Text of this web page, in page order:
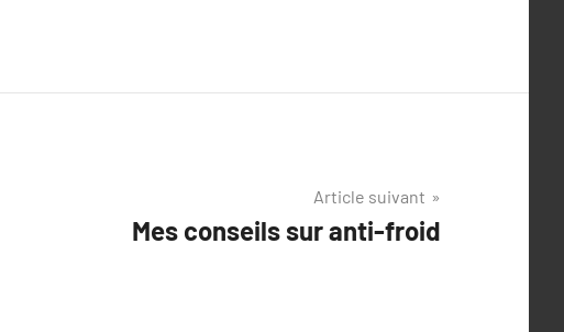
Article suivant
Mes conseils sur anti-froid